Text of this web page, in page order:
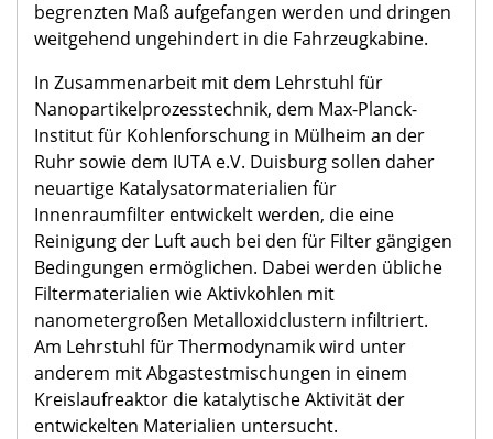
begrenzten Maß aufgefangen werden und dringen
weitgehend ungehindert in die Fahrzeugkabine.
In Zusammenarbeit mit dem Lehrstuhl für
Nanopartikelprozesstechnik, dem Max-Planck-
Institut für Kohlenforschung in Mülheim an der
Ruhr sowie dem IUTA e.V. Duisburg sollen daher
neuartige Katalysatormaterialien für
Innenraumfilter entwickelt werden, die eine
Reinigung der Luft auch bei den für Filter gängigen
Bedingungen ermöglichen. Dabei werden übliche
Filtermaterialien wie Aktivkohlen mit
nanometergroßen Metalloxidclustern infiltriert.
Am Lehrstuhl für Thermodynamik wird unter
anderem mit Abgastestmischungen in einem
Kreislaufreaktor die katalytische Aktivität der
entwickelten Materialien untersucht.